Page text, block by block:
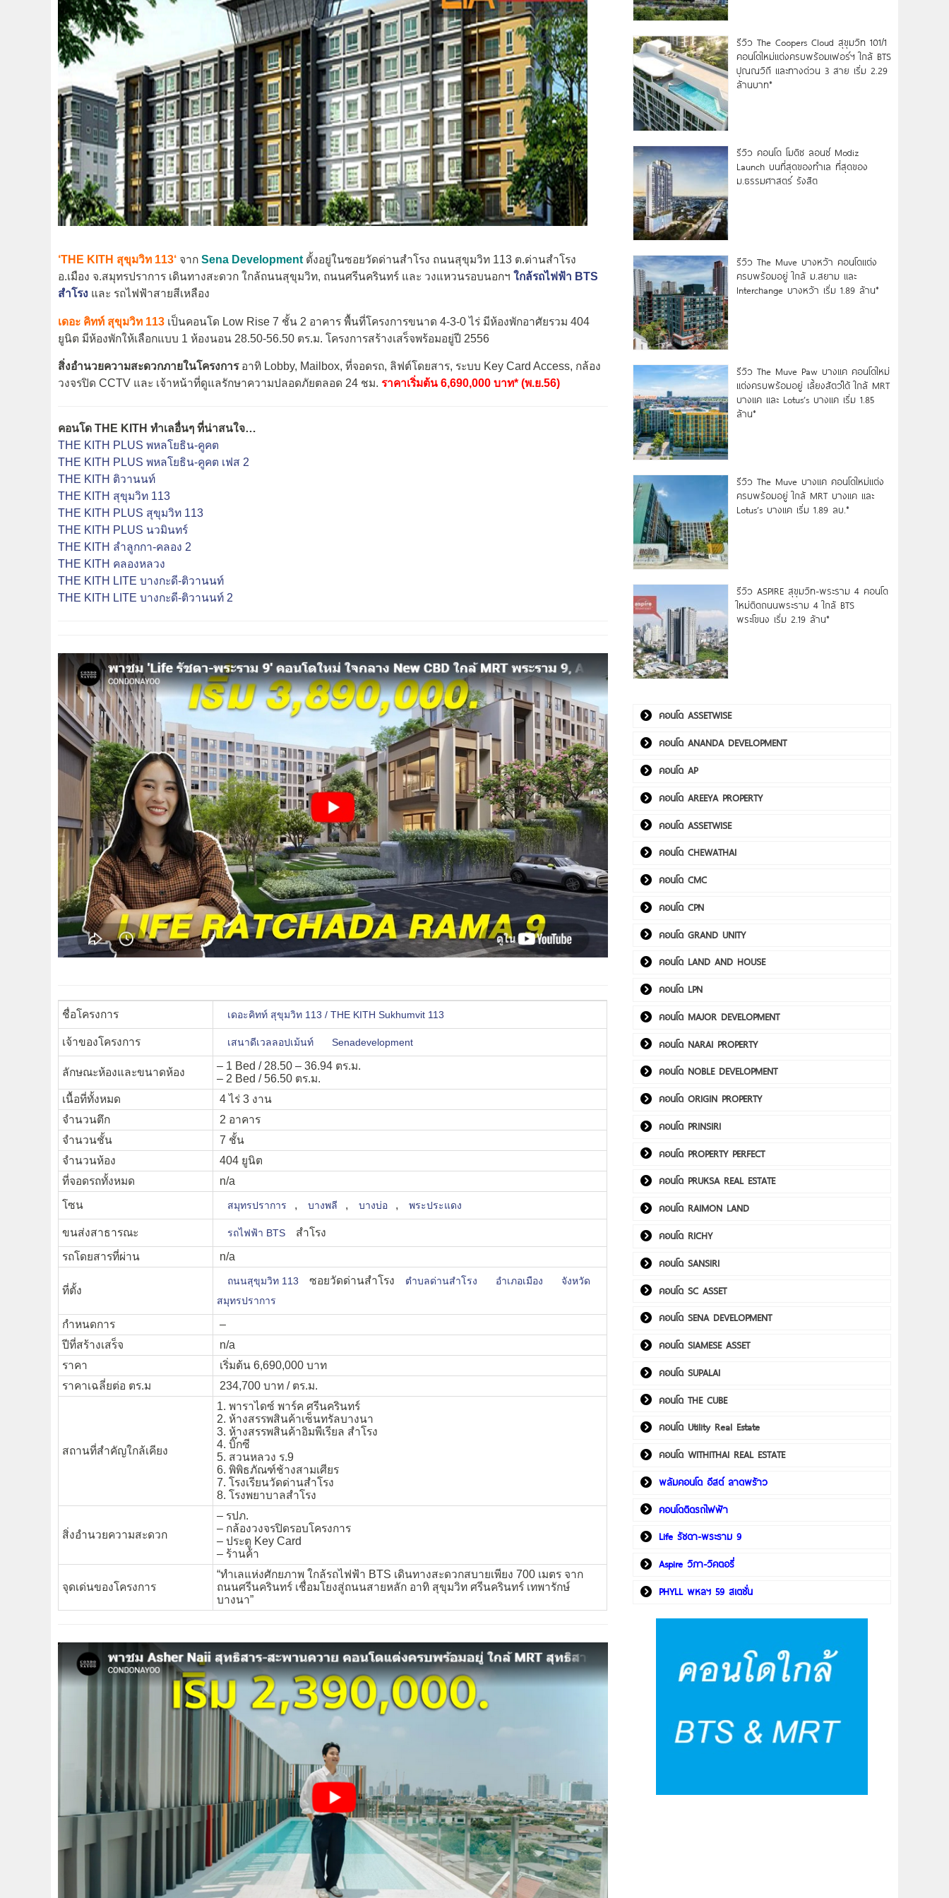
‘THE KITH สุขุมวิท 113‘ จาก Sena Development ตั้งอยู่ในซอยวัดด่านสำโรง ถนนสุขุมวิท 113 ต.ด่านสำโรง
อ.เมือง จ.สมุทรปราการ เดินทางสะดวก ใกล้ถนนสุขุมวิท, ถนนศรีนครินทร์ และ วงแหวนรอบนอกฯ ใกล้รถไฟฟ้า BTS
สำโรง และ รถไฟฟ้าสายสีเหลือง
เดอะ คิทท์ สุขุมวิท 113 เป็นคอนโด Low Rise 7 ชั้น 2 อาคาร พื้นที่โครงการขนาด 4-3-0 ไร่ มีห้องพักอาศัยรวม 404
ยูนิต มีห้องพักให้เลือกแบบ 1 ห้องนอน 28.50-56.50 ตร.ม. โครงการสร้างเสร็จพร้อมอยู่ปี 2556
สิ่งอำนวยความสะดวกภายในโครงการอาทิ Lobby, Mailbox, ที่จอดรถ, ลิฟต์โดยสาร, ระบบ Key Card Access, กล้อง
วงจรปิด CCTV และ เจ้าหน้าที่ดูแลรักษาความปลอดภัยตลอด 24 ชม. ราคาเริ่มต้น 6,690,000 บาท* (พ.ย.56)
คอนโด THE KITH ทำเลอื่นๆ ที่น่าสนใจ…
THE KITH PLUS พหลโยธิน-คูคต
THE KITH PLUS พหลโยธิน-คูคต เฟส 2
THE KITH ติวานนท์
THE KITH สุขุมวิท 113
THE KITH PLUS สุขุมวิท 113
THE KITH PLUS นวมินทร์
THE KITH ลำลูกกา-คลอง 2
THE KITH คลองหลวง
THE KITH LITE บางกะดี-ติวานนท์
THE KITH LITE บางกะดี-ติวานนท์ 2
ชื่อโครงการ เดอะคิทท์ สุขุมวิท 113 / THE KITH Sukhumvit 113
เจ้าของโครงการ เสนาดีเวลลอปเม้นท์ Senadevelopment
ลักษณะห้องและขนาดห้อง
– 1 Bed / 28.50 – 36.94 ตร.ม.
– 2 Bed / 56.50 ตร.ม.
เนื้อที่ทั้งหมด
4 ไร่ 3 งาน
จำนวนตึก
2 อาคาร
จำนวนชั้น
7 ชั้น
จำนวนห้อง
404 ยูนิต
ที่จอดรถทั้งหมด
n/a
โซน
สมุทรปราการ , บางพลี , บางบ่อ , พระประแดง
ขนส่งสาธารณะ รถไฟฟ้า BTS
สำโรง
รถโดยสารที่ผ่าน
n/a
ที่ตั้ง
ถนนสุขุมวิท 113 ซอยวัดด่านสำโรง ตำบลด่านสำโรง อำเภอเมือง
จังหวัด
สมุทรปราการ
กำหนดการ
–
ปีที่สร้างเสร็จ
n/a
ราคา
เริ่มต้น 6,690,000 บาท
ราคาเฉลี่ยต่อ ตร.ม
234,700 บาท / ตร.ม.
สถานที่สำคัญใกล้เคียง
1. พาราไดซ์ พาร์ค ศรีนครินทร์
2. ห้างสรรพสินค้าเซ็นทรัลบางนา
3. ห้างสรรพสินค้าอิมพีเรียล สำโรง
4. บิ๊กซี
5. สวนหลวง ร.9
6. พิพิธภัณฑ์ช้างสามเศียร
7. โรงเรียนวัดด่านสำโรง
8. โรงพยาบาลสำโรง
สิ่งอำนวยความสะดวก
– รปภ.
– กล้องวงจรปิดรอบโครงการ
– ประตู Key Card
– ร้านค้า
จุดเด่นของโครงการ
“ทำเลแห่งศักยภาพ ใกล้รถไฟฟ้า BTS เดินทางสะดวกสบายเพียง 700 เมตร จาก
ถนนศรีนครินทร์ เชื่อมโยงสู่ถนนสายหลัก อาทิ สุขุมวิท ศรีนครินทร์ เทพารักษ์
บางนา”
รีวิว The Coopers Cloud สุขุมวิท 101/1
คอนโดใหม่แต่งครบพร้อมเฟอร์ฯ ใกล้ BTS
ปุณณวิถี และทางด่วน 3 สาย เริ่ม 2.29
ล้านบาท*
รีวิว คอนโด โมดิซ ลอนซ์ Modiz
Launch บนที่สุดของทำเล ที่สุดของ
ม.ธรรมศาสตร์ รังสิต
รีวิว The Muve บางหว้า คอนโดแต่ง
ครบพร้อมอยู่ ใกล้ ม.สยาม และ
Interchange บางหว้า เริ่ม 1.89 ล้าน*
รีวิว The Muve Paw บางแค คอนโดใหม่
แต่งครบพร้อมอยู่ เลี้ยงสัตว์ได้ ใกล้ MRT
บางแค และ Lotus’s บางแค เริ่ม 1.85
ล้าน*
รีวิว The Muve บางแค คอนโดใหม่แต่ง
ครบพร้อมอยู่ ใกล้ MRT บางแค และ
Lotus’s บางแค เริ่ม 1.89 ลบ.*
รีวิว ASPIRE สุขุมวิท-พระราม 4 คอนโด
ใหม่ติดถนนพระราม 4 ใกล้ BTS
พระโขนง เริ่ม 2.19 ล้าน*
คอนโด ASSETWISE
คอนโด ANANDA DEVELOPMENT
คอนโด AP
คอนโด AREEYA PROPERTY
คอนโด ASSETWISE
คอนโด CHEWATHAI
คอนโด CMC
คอนโด CPN
คอนโด GRAND UNITY
คอนโด LAND AND HOUSE
คอนโด LPN
คอนโด MAJOR DEVELOPMENT
คอนโด NARAI PROPERTY
คอนโด NOBLE DEVELOPMENT
คอนโด ORIGIN PROPERTY
คอนโด PRINSIRI
คอนโด PROPERTY PERFECT
คอนโด PRUKSA REAL ESTATE
คอนโด RAIMON LAND
คอนโด RICHY
คอนโด SANSIRI
คอนโด SC ASSET
คอนโด SENA DEVELOPMENT
คอนโด SIAMESE ASSET
คอนโด SUPALAI
คอนโด THE CUBE
คอนโด Utility Real Estate
คอนโด WITHITHAI REAL ESTATE
พลัมคอนโด อีสต์ ลาดพร้าว
คอนโดติดรถไฟฟ้า
Life รัชดา-พระราม 9
Aspire วิภา-วิคตอรี่
PHYLL พหลฯ 59 สเตชั่น